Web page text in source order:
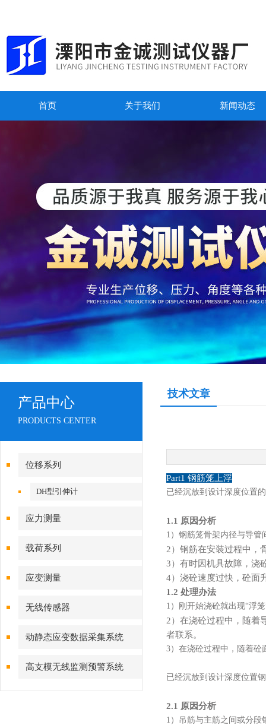
首页 关于我们 新闻动态
产品中心
PRODUCTS CENTER
位移系列
DH型引伸计
应力测量
载荷系列
应变测量
无线传感器
动静态应变数据采集系统
高支模无线监测预警系统
技术文章
Part1 钢筋笼上浮
已经沉放到设计深度位置
1.1 原因分析
1）钢筋笼骨架内径与导
2）钢筋在安装过程中，
3）有时因机具故障，浇
4）浇砼速度过快，砼面
1.2 处理办法
1）刚开始浇砼就出现“浮
2）在浇砼过程中，随着
者联系。
3）在浇砼过程中，随着砼
已经沉放到设计深度位置
2.1 原因分析
1）吊筋与主筋之间或分